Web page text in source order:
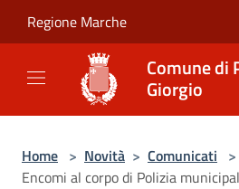
Regione Marche
Comune di
Giorgio
Home > Novità > Comunicati >
Encomi al corpo di Polizia